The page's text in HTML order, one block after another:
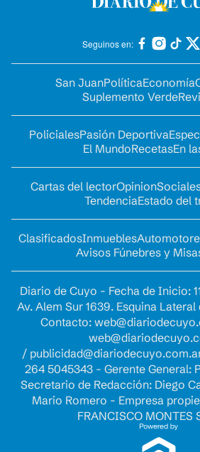
Seguinos en:
San JuanPolíticaEconomía
Suplemento Verde
PolicialesPasión Deportiva
El MundoRecetasEn
Cartas del lectorOpinion
TendenciaEstado del
ClasificadosInmuebles
Avisos Fúnebres y
Diario de Cuyo - Fecha de Inicio:
Av. Alem Sur 1639. Esquina
Contacto:
/
264 5045343 - Gerente General:
Secretario de Redacción: Diego
Mario Romero - Empresa
FRANCISCO MONTES